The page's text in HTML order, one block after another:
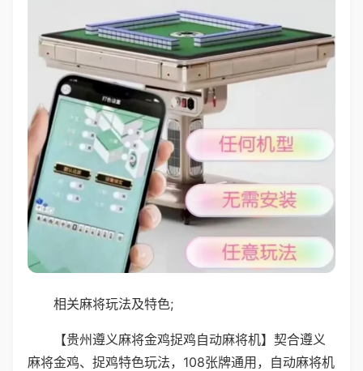
相关麻将玩法及特色;
【贵州遵义麻将金鸡捉鸡自动麻将机】契合遵义
麻将金鸡、捉鸡特色玩法，108张牌通用，自动麻将机